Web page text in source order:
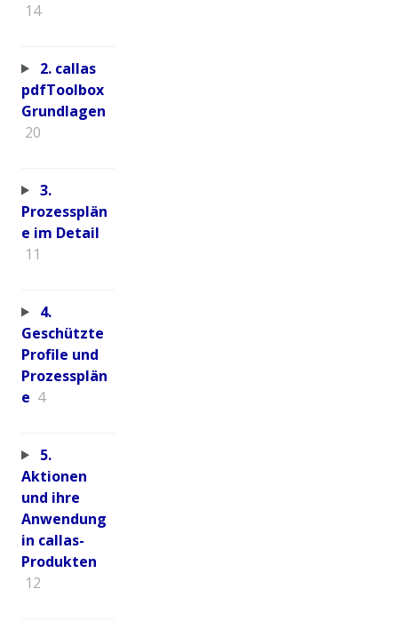
14
2. callas
pdfToolbox
Grundlagen
20
3.
Prozessplän
e im Detail
11
4.
Geschützte
Profile und
Prozessplän
e 4
5.
Aktionen
und ihre
Anwendung
in callas-
Produkten
12